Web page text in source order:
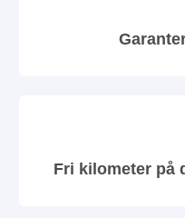
Fri kilometer på